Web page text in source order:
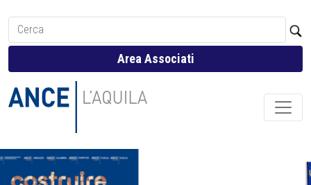
Area Associati